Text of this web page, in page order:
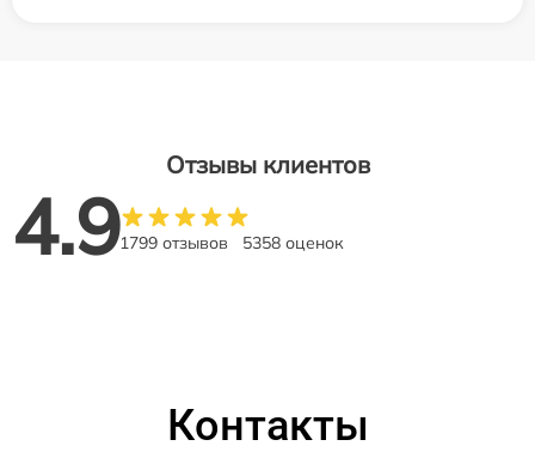
Отзывы клиентов
4.91799 отзывов 5358 оценок
Контакты